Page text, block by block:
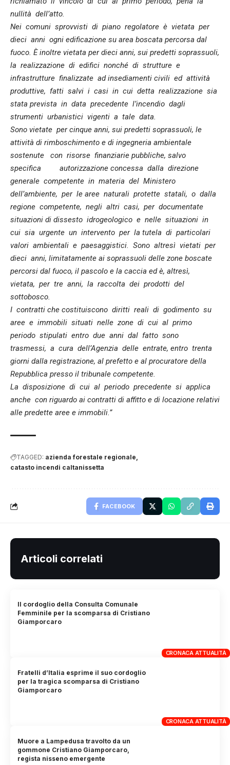
nullità dell’atto.
Nei comuni sprovvisti di piano regolatore è vietata per
dieci anni ogni edificazione su area boscata percorsa dal
fuoco. È inoltre vietata per dieci anni, sui predetti soprassuoli,
la realizzazione di edifici nonché di strutture e
infrastrutture finalizzate ad insediamenti civili ed attività
produttive, fatti salvi i casi in cui detta realizzazione sia
stata prevista in data precedente l’incendio dagli
strumenti urbanistici vigenti a tale data.
Sono vietate per cinque anni, sui predetti soprassuoli, le
attività di rimboschimento e di ingegneria ambientale
sostenute con risorse finanziarie pubbliche, salvo
specifica autorizzazione concessa dalla direzione
generale competente in materia del Ministero
dell’ambiente, per le aree naturali protette statali, o dalla
regione competente, negli altri casi, per documentate
situazioni di dissesto idrogeologico e nelle situazioni in
cui sia urgente un intervento per la tutela di particolari
valori ambientali e paesaggistici. Sono altresì vietati per
dieci anni, limitatamente ai soprassuoli delle zone boscate
percorsi dal fuoco, il pascolo e la caccia ed è, altresì,
vietata, per tre anni, la raccolta dei prodotti del
sottobosco.
I contratti che costituiscono diritti reali di godimento su
aree e immobili situati nelle zone di cui al primo
periodo stipulati entro due anni dal fatto sono
trasmessi, a cura dell’Agenzia delle entrate, entro trenta
giorni dalla registrazione, al prefetto e al procuratore della
Repubblica presso il tribunale competente.
La disposizione di cui al periodo precedente si applica
anche con riguardo ai contratti di affitto e di locazione relativi
alle predette aree e immobili.”
TAGGED: azienda forestale regionale
catasto incendi caltanissetta
FACEBOOK
Articoli correlati
CRONACA ATTUALITÀ
Il cordoglio della Consulta Comunale
Femminile per la scomparsa di Cristiano
Giamporcaro
CRONACA ATTUALITÀ
Fratelli d’Italia esprime il suo cordoglio
per la tragica scomparsa di Cristiano
Giamporcaro
Muore a Lampedusa travolto da un
gommone Cristiano Giamporcaro,
regista nisseno emergente